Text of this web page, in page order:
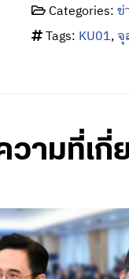
Categories:ข่
Tags: KU01,จุ
วามที่เกี่